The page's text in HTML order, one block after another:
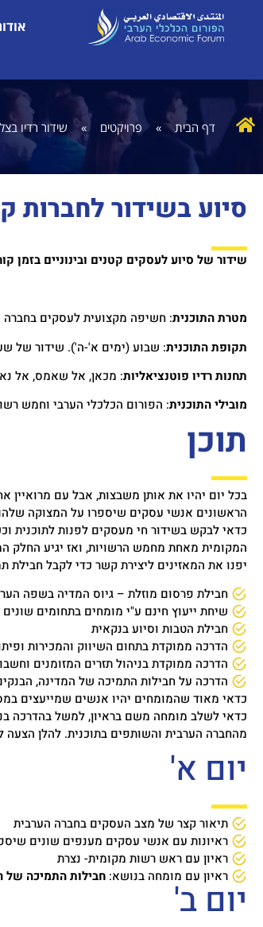
דף הבית » פרויקטים » שידור רדיו
סיוע בשידור לחברות
שידור של סיוע לעסקים קטנים ובינוניים בזמן
מטרת התוכנית: חשיפה מקצועית לעסקים בחברה
תקופת התוכנית: שבוע (ימים א'-ה'). שידור של
תחנות רדיו פוטנציאליות: מכאן, אל שאמס, אל
מובילי התוכנית: הפורום הכלכלי הערבי וחמש
תוכן
בכל יום יהיו את אותן משבצות, אבל עם
הראשונים אנשי עסקים שיספרו על המצוקה
כדאי לבקש בשידור חי מעסקים לפנות לתוכנית
המקומית מאחת מחמש הרשויות, ואז יגיע החלק
יפנו את המאזינים ליצירת קשר כדי לקבל חבילת
חבילת פרסום מוזלת – גיוס המדיה בשפה
שיחת ייעוץ חינם ע"י מומחים בתחומים
חבילת הטבות וסיוע בנקאית
הדרכה ממוקדת בתחום השיווק והמכירות
הדרכה ממוקדת בניהול תזרים המזומנים
הדרכה על חבילות התמיכה של המדינה,
כדאי מאוד שהמומחים יהיו אנשים שמייעצים
כדאי לשלב מומחה משם בראיון, למשל בהדרכה
מהחברה הערבית והשותפים בתוכנית. להלן הצעה
יום א'
תיאור קצר של מצב העסקים בחברה הערבית
ראיונות עם אנשי עסקים מענפים שונים
ראיון עם ראש רשות מקומית- נצרת
ראיון עם מומחה בנושא: חבילות התמיכה של יום ב'